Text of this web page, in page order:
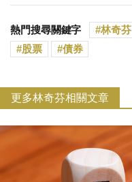
熱門搜尋關鍵字 林奇芬
股票
債券
更多林奇芬相關文章